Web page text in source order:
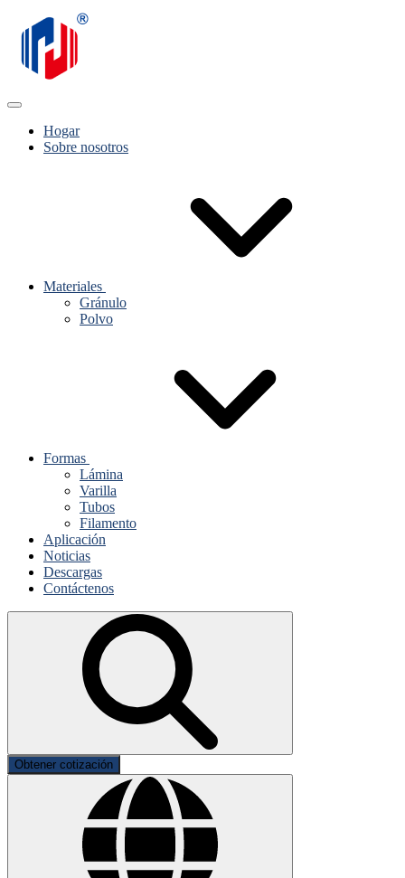
Hogar
Sobre nosotros
Materiales
Gránulo
Polvo
Formas
Lámina
Varilla
Tubos
Filamento
Aplicación
Noticias
Descargas
Contáctenos
Obtener cotización